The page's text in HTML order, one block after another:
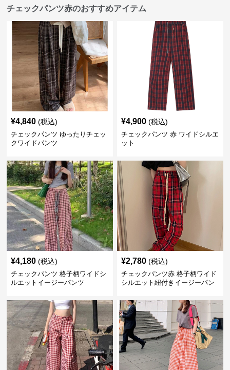
チェックパンツ赤のおすすめアイテム
¥4,840 (税込)
チェックパンツ ゆったりチェッ
クワイドパンツ
¥4,900 (税込)
チェックパンツ 赤 ワイドシルエ
ット
¥4,180 (税込)
チェックパンツ 格子柄ワイドシ
ルエットイージーパンツ
¥2,780 (税込)
チェックパンツ赤 格子柄ワイド
シルエット紐付きイージーパン